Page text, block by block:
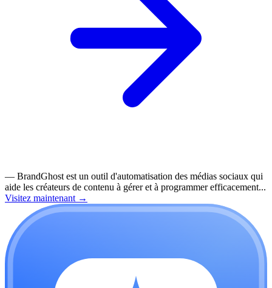
— BrandGhost est un outil d'automatisation des médias sociaux qui
aide les créateurs de contenu à gérer et à programmer efficacement...
Visitez maintenant →